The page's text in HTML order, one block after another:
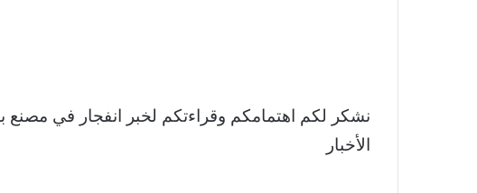
الأخبار